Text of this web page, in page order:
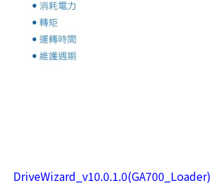
DriveWizard_v10.0.1.0(GA700_Loader)